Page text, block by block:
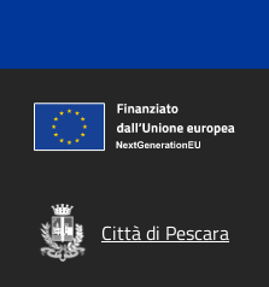
Città di Pescara